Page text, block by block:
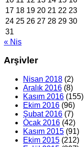
17 18 19 20 21 22 23
24 25 26 27 28 29 30
31
« Nis
Arşivler
Nisan 2018 (2)
Aralık 2016 (8)
Kasım 2016 (155)
Ekim 2016 (96)
Şubat 2016 (7)
Ocak 2016 (42)
Kasım 2015 (91)
Ekim 2015 (212)